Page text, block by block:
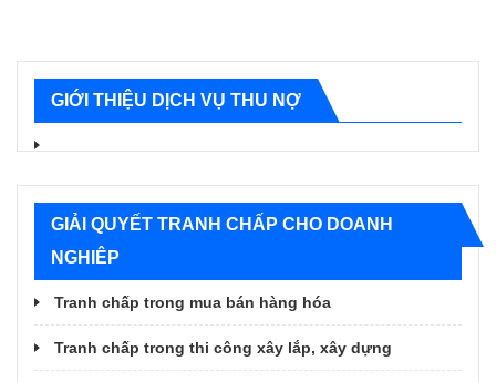
GIỚI THIỆU DỊCH VỤ THU NỢ
GIẢI QUYẾT TRANH CHẤP CHO DOANH
NGHIÊP
Tranh chấp trong mua bán hàng hóa
Tranh chấp trong thi công xây lắp, xây dựng